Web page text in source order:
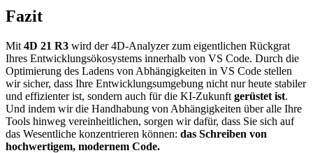
Fazit
Mit 4D 21 R3 wird der 4D-Analyzer zum eigentlichen Rückgrat
Ihres Entwicklungsökosystems innerhalb von VS Code. Durch die
Optimierung des Ladens von Abhängigkeiten in VS Code stellen
wir sicher, dass Ihre Entwicklungsumgebung nicht nur heute stabiler
und effizienter ist, sondern auch für die KI-Zukunft gerüstet ist.
Und indem wir die Handhabung von Abhängigkeiten über alle Ihre
Tools hinweg vereinheitlichen, sorgen wir dafür, dass Sie sich auf
das Wesentliche konzentrieren können: das Schreiben von
hochwertigem, modernem Code.